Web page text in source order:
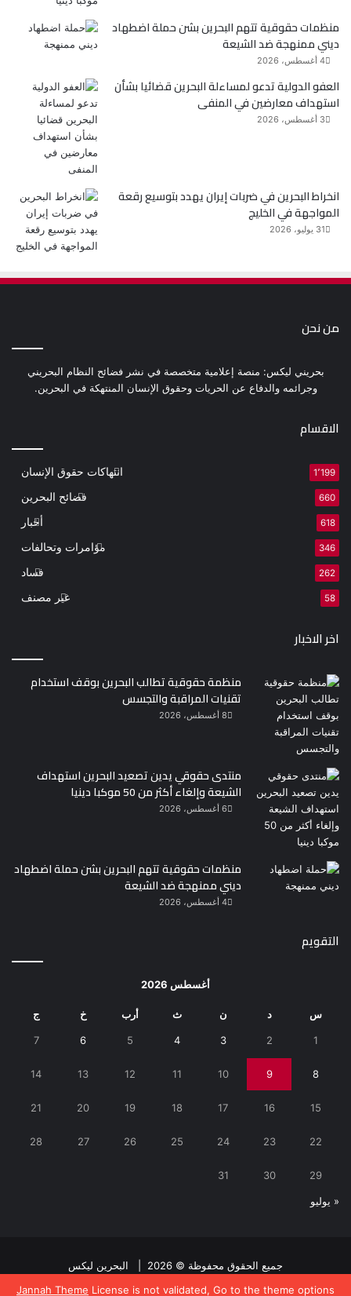
Jannah Theme License is not validated, Go to the theme options
منظمات حقوقية تتهم البحرين بشن حملة اضطهاد
ديني ممنهجة ضد الشيعة
4 أغسطس، 2026
العفو الدولية تدعو لمساءلة البحرين قضائيا بشأن
استهداف معارضين في المنفى
3 أغسطس، 2026
انخراط البحرين في ضربات إيران يهدد بتوسيع رقعة
المواجهة في الخليج
31 يوليو، 2026
من نحن
بحريني ليكس: منصة إعلامية متخصصة في نشر فضائح النظام البحريني
وجرائمه والدفاع عن الحريات وحقوق الإنسان المنتهكة في البحرين.
الاقسام
انتهاكات حقوق الإنسان 1٬199
فضائح البحرين 660
أخبار 618
مؤامرات وتحالفات 346
فساد 262
غير مصنف 58
اخر الاخبار
منظمة حقوقية تطالب البحرين بوقف استخدام
تقنيات المراقبة والتجسس
8 أغسطس، 2026
منتدى حقوقي يدين تصعيد البحرين استهداف
الشيعة وإلغاء أكثر من 50 موكبا دينيا
6 أغسطس، 2026
منظمات حقوقية تتهم البحرين بشن حملة اضطهاد
ديني ممنهجة ضد الشيعة
4 أغسطس، 2026
التقويم
أغسطس 2026
س د ن ث أرب خ ج
1
2
3
4
5
6
7
8
9
10
11
12
13
14
15
16
17
18
19
20
21
22
23
24
25
26
27
28
29
30
31
« يوليو
جميع الحقوق محفوظة © 2026 | البحرين ليكس